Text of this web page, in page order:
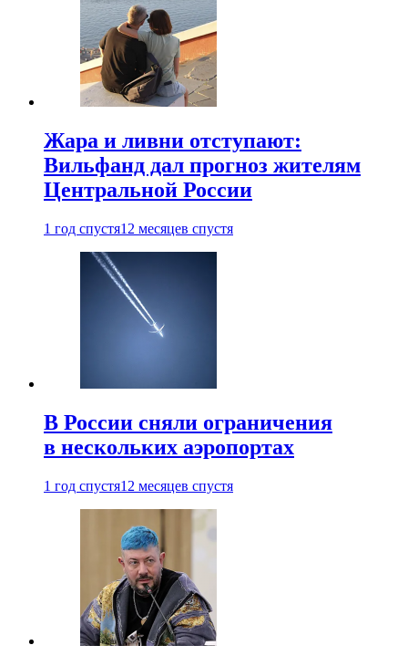
Жара и ливни отступают:
Вильфанд дал прогноз жителям
Центральной России
1 год спустя12 месяцев спустя
В России сняли ограничения
в нескольких аэропортах
1 год спустя12 месяцев спустя